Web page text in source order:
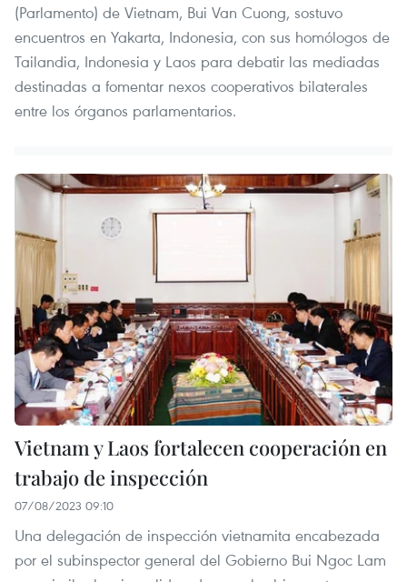
(Parlamento) de Vietnam, Bui Van Cuong, sostuvo
encuentros en Yakarta, Indonesia, con sus homólogos de
Tailandia, Indonesia y Laos para debatir las mediadas
destinadas a fomentar nexos cooperativos bilaterales
entre los órganos parlamentarios.
Vietnam y Laos fortalecen cooperación en
trabajo de inspección
07/08/2023 09:10
Una delegación de inspección vietnamita encabezada
por el subinspector general del Gobierno Bui Ngoc Lam